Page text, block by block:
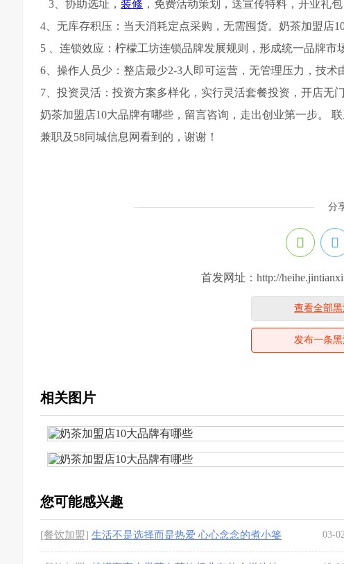
3、协助选址， 装修 ，免费活动策划，送宣传特料，开业礼包
4、无库存积压：当天消耗定点采购，无需囤货。奶茶加盟店
5 、连锁效应：柠檬工坊连锁品牌发展规则，形成统一品牌
6、操作人员少：整店最少2-3人即可运营，无管理压力，技术
7、投资灵活：投资方案多样化，实行灵活套餐投资，开店无门
奶茶加盟店10大品牌有哪些，留言咨询，走出创业第一步。
兼职及58同城信息网看到的，谢谢！
分
首发网址：http://
查看全部
发布一条
相关图片
您可能感兴趣
[餐饮加盟] 生活不是选择而是热爱 心心念念的煮小篓
03-